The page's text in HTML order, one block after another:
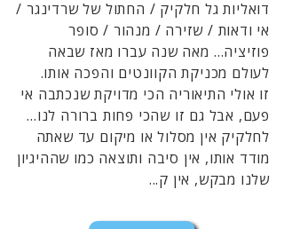
דואליות גל חלקיק / החתול של שרדינגר /
אי ודאות / שזירה / מנהור / סופר
פוזיציה… מאה שנה עברו מאז שבאה
לעולם מכניקת הקוונטים והפכה אותו.
זו אולי התיאוריה הכי מדויקת שנכתבה אי
פעם, אבל גם זו שהכי פחות ברורה לנו…
לחלקיק אין מסלול או מיקום עד שאתה
מודד אותו, אין סיבה ותוצאה כמו שההיגיון
שלנו מבקש, אין ק...